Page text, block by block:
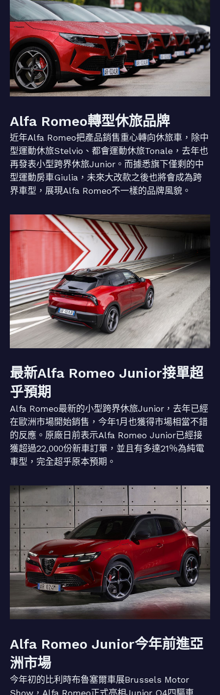
Alfa Romeo轉型休旅品牌
近年Alfa Romeo把產品銷售重心轉向休旅車，除中
型運動休旅Stelvio、都會運動休旅Tonale，去年也
再發表小型跨界休旅Junior。而據悉旗下僅剩的中
型運動房車Giulia，未來大改款之後也將會成為跨
界車型，展現Alfa Romeo不一樣的品牌風貌。
最新Alfa Romeo Junior接單超
乎預期
Alfa Romeo最新的小型跨界休旅Junior，去年已經
在歐洲市場開始銷售，今年1月也獲得市場相當不錯
的反應。原廠日前表示Alfa Romeo Junior已經接
獲超過22,000份新車訂單，並且有多達21％為純電
車型，完全超乎原本預期。
Alfa Romeo Junior今年前進亞
洲市場
今年初的比利時布魯塞爾車展Brussels Motor
Show，Alfa Romeo正式亮相Junior Q4四驅車